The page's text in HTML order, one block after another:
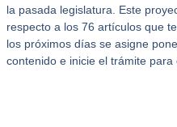
la pasada legislatura. Este
respecto a los 76 artículos que
los próximos días se asigne
contenido e inicie el trámite para